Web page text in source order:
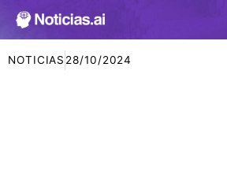
NOTICIAS 28/10/2024